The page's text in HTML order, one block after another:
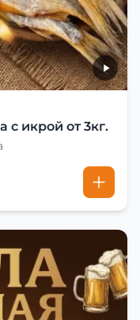
с икрой от 3кг.